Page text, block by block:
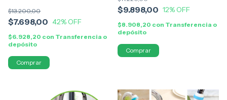
$7.698,00
$13.200,00
42% OFF
$6.928,20 con Transferencia o
depósito
Comprar
$9.898,00 12% OFF
$8.908,20 con Transferencia o
depósito